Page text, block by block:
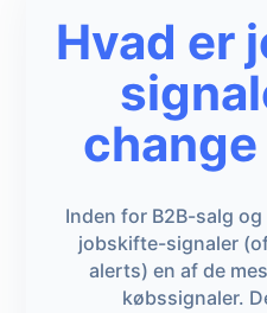
Hvad er
Inden for B2B-salg
jobskifte-signaler
alerts) en af de
købssignaler.